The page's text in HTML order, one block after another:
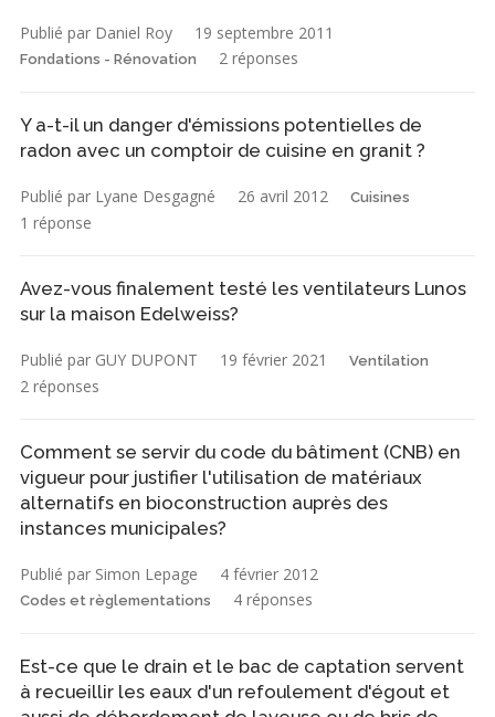
Publié par Daniel Roy 19 septembre 2011
Fondations - Rénovation 2 réponses
Y a-t-il un danger d'émissions potentielles de
radon avec un comptoir de cuisine en granit ?
Publié par Lyane Desgagné 26 avril 2012 Cuisines
1 réponse
Avez-vous finalement testé les ventilateurs Lunos
sur la maison Edelweiss?
Publié par GUY DUPONT 19 février 2021 Ventilation
2 réponses
Comment se servir du code du bâtiment (CNB) en
vigueur pour justifier l'utilisation de matériaux
alternatifs en bioconstruction auprès des
instances municipales?
Publié par Simon Lepage 4 février 2012
Codes et règlementations 4 réponses
Est-ce que le drain et le bac de captation servent
à recueillir les eaux d'un refoulement d'égout et